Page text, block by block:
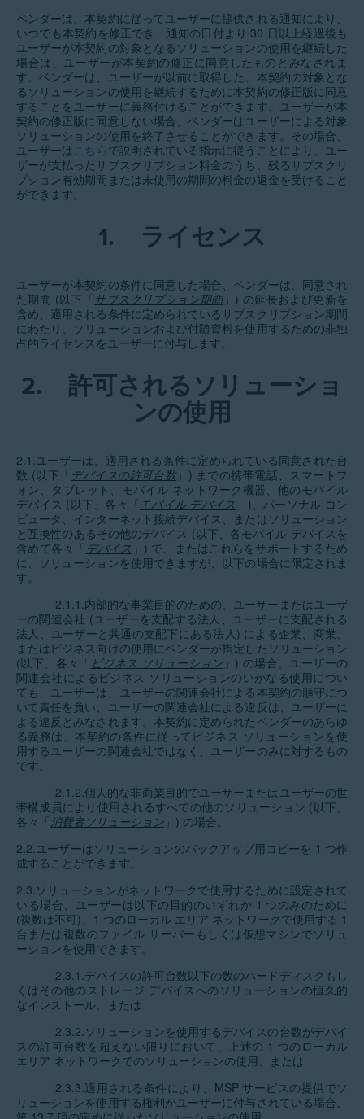
ベンダーは、本契約に従ってユーザーに提供される通知により、
いつでも本契約を修正でき、通知の日付より 30 日以上経過後も
ユーザーが本契約の対象となるソリューションの使用を継続した
場合は、ユーザーが本契約の修正に同意したものとみなされま
す。ベンダーは、ユーザーが以前に取得した、本契約の対象とな
るソリューションの使用を継続するために本契約の修正版に同意
することをユーザーに義務付けることができます。ユーザーが本
契約の修正版に同意しない場合、ベンダーはユーザーによる対象
ソリューションの使用を終了させることができます。その場合、
ユーザーは こちらで説明されている指示に従うことにより、ユー
ザーが支払ったサブスクリプション料金のうち、残るサブスクリ
プション有効期間または未使用の期間の料金の返金を受けること
ができます。
1. ライセンス
ユーザーが本契約の条件に同意した場合、ベンダーは、同意され
た期間 (以下「 サブスクリプション期間」) の延長および更新を
含め、適用される条件に定められているサブスクリプション期間
にわたり、ソリューションおよび付随資料を使用するための非独
占的ライセンスをユーザーに付与します。
2.
許可されるソリューショ
ンの使用
2.1.ユーザーは、適用される条件に定められている同意された台
数 (以下「 デバイスの許可台数」) までの携帯電話、スマートフ
ォン、タブレット、モバイル ネットワーク機器、他のモバイル
デバイス (以下、各々「 モバイル デバイス 」)、パーソナル コン
ピュータ、インターネット接続デバイス、またはソリューション
と互換性のあるその他のデバイス (以下、各モバイル デバイスを
含めて各々「 デバイス 」) で、またはこれらをサポートするため
に、ソリューションを使用できますが、以下の場合に限定されま
す。
2.1.1.内部的な事業目的のための、ユーザーまたはユーザ
ーの関連会社 (ユーザーを支配する法人、ユーザーに支配される
法人、ユーザーと共通の支配下にある法人) による企業、商業、
またはビジネス向けの使用にベンダーが指定したソリューション
(以下、各々「 ビジネス ソリューション 」) の場合。ユーザーの
関連会社によるビジネス ソリューションのいかなる使用につい
ても、ユーザーは、ユーザーの関連会社による本契約の順守につ
いて責任を負い、ユーザーの関連会社による違反は、ユーザーに
よる違反とみなされます。本契約に定められたベンダーのあらゆ
る義務は、本契約の条件に従ってビジネス ソリューションを使
用するユーザーの関連会社ではなく、ユーザーのみに対するもの
です。
2.1.2.個人的な非商業目的でユーザーまたはユーザーの世
帯構成員により使用されるすべての他のソリューション (以下、
各々「 消費者ソリューション 」) の場合。
2.2.ユーザーはソリューションのバックアップ用コピーを 1 つ作
成することができます。
2.3.ソリューションがネットワークで使用するために設定されて
いる場合、ユーザーは以下の目的のいずれか 1 つのみのために
(複数は不可)、1 つのローカル エリア ネットワークで使用する 1
台または複数のファイル サーバーもしくは仮想マシンでソリュ
ーションを使用できます。
2.3.1.デバイスの許可台数以下の数のハードディスクもし
くはその他のストレージ デバイスへのソリューションの恒久的
なインストール、または
2.3.2.ソリューションを使用するデバイスの台数がデバイ
スの許可台数を超えない限りにおいて、上述の 1 つのローカル
エリア ネットワークでのソリューションの使用、または
2.3.3.適用される条件により、MSP サービスの提供でソ
リューションを使用する権利がユーザーに付与されている場合、